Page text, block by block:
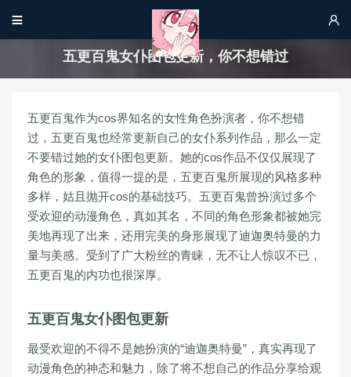
 
五更百鬼女仆图包更新，你不想错过
五更百鬼作为cos界知名的女性角色扮演者，你不想错
过，五更百鬼也经常更新自己的女仆系列作品，那么一定
不要错过她的女仆图包更新。她的cos作品不仅仅展现了
角色的形象，值得一提的是，五更百鬼所展现的风格多种
多样，姑且抛开cos的基础技巧。五更百鬼曾扮演过多个
受欢迎的动漫角色，真如其名，不同的角色形象都被她完
美地再现了出来，还用完美的身形展现了迪迦奥特曼的力
量与美感。受到了广大粉丝的青睐，无不让人惊叹不已，
五更百鬼的内功也很深厚。
五更百鬼女仆图包更新
最受欢迎的不得不是她扮演的“迪迦奥特曼”，真实再现了
动漫角色的神态和魅力，除了将不想自己的作品分享给观